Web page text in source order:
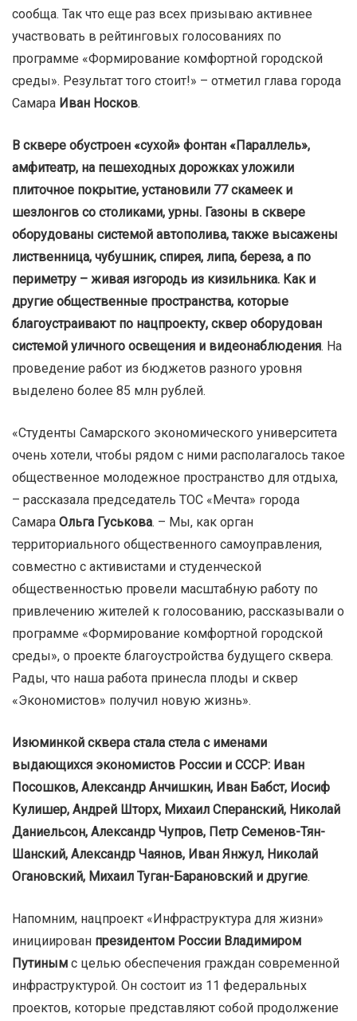
сообща. Так что еще раз всех призываю активнее
участвовать в рейтинговых голосованиях по
программе «Формирование комфортной городской
среды». Результат того стоит!» – отметил глава города
Самара Иван Носков.
В сквере обустроен «сухой» фонтан «Параллель»,
амфитеатр, на пешеходных дорожках уложили
плиточное покрытие, установили 77 скамеек и
шезлонгов со столиками, урны. Газоны в сквере
оборудованы системой автополива, также высажены
лиственница, чубушник, спирея, липа, береза, а по
периметру – живая изгородь из кизильника. Как и
другие общественные пространства, которые
благоустраивают по нацпроекту, сквер оборудован
системой уличного освещения и видеонаблюдения. На
проведение работ из бюджетов разного уровня
выделено более 85 млн рублей.
«Студенты Самарского экономического университета
очень хотели, чтобы рядом с ними располагалось такое
общественное молодежное пространство для отдыха,
– рассказала председатель ТОС «Мечта» города
Самара Ольга Гуськова. – Мы, как орган
территориального общественного самоуправления,
совместно с активистами и студенческой
общественностью провели масштабную работу по
привлечению жителей к голосованию, рассказывали о
программе «Формирование комфортной городской
среды», о проекте благоустройства будущего сквера.
Рады, что наша работа принесла плоды и сквер
«Экономистов» получил новую жизнь».
Изюминкой сквера стала стела с именами
выдающихся экономистов России и СССР: Иван
Посошков, Александр Анчишкин, Иван Бабст, Иосиф
Кулишер, Андрей Шторх, Михаил Сперанский, Николай
Даниельсон, Александр Чупров, Петр Семенов-Тян-
Шанский, Александр Чаянов, Иван Янжул, Николай
Огановский, Михаил Туган-Барановский и другие.
Напомним, нацпроект «Инфраструктура для жизни»
инициирован президентом России Владимиром
Путиным с целью обеспечения граждан современной
инфраструктурой. Он состоит из 11 федеральных
проектов, которые представляют собой продолжение